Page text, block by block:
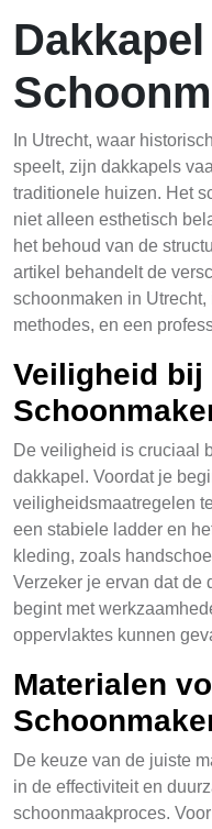
Dakkapel
In Utrecht, waar
speelt, zijn dakkapels
traditionele huizen. Het
niet alleen esthetisch
het behoud van de
artikel behandelt de
schoonmaken in
methodes, en een
Veiligheid bij
De veiligheid is cruciaal
dakkapel. Voordat je
veiligheidsmaatregelen
een stabiele ladder en
kleding, zoals
Verzeker je ervan dat de
begint met
oppervlaktes kunnen
Materialen
De keuze van de juiste
in de effectiviteit en
schoonmaakproces.